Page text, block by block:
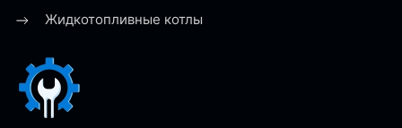
Жидкотопливные котлы